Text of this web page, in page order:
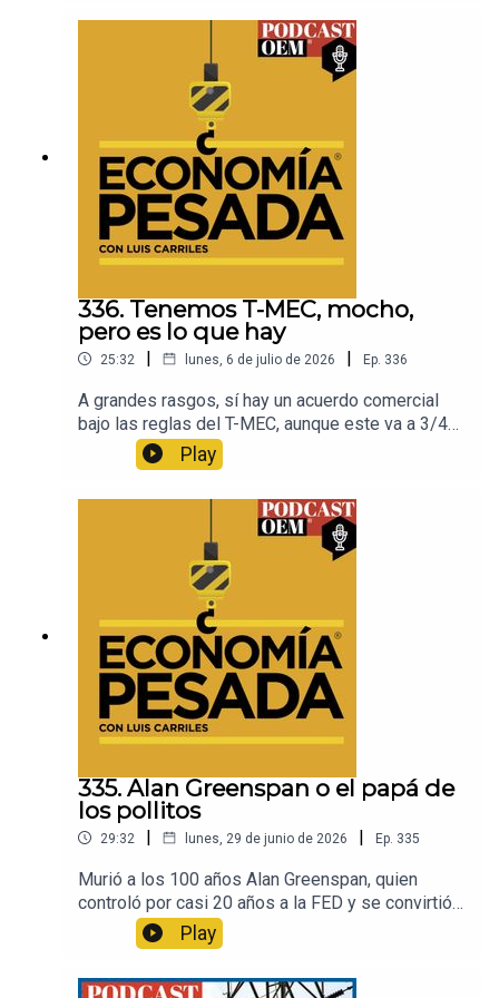
todo lo que traían. No te pierdas las historias más
interesantes en el mundo del deporte, visita
Esto, el diario de los deportistas.
336. Tenemos T-MEC, mocho,
pero es lo que hay
25:32 | lunes, 6 de julio de 2026 | Ep. 336
A grandes rasgos, sí hay un acuerdo comercial
bajo las reglas del T-MEC, aunque este va a 3/4
de velocidad y es muy probable que a partir de
las elecciones de noviembre en Estados Unidos
cambien las cosas.Y es que el principal problema
que hoy se enfrenta tiene que ver con las
decisiones de la administración de Trump de
imponer aranceles sectoriales.Una conversación
con Adriana García, analista y jefa de México
¿cómo vamos?Visita la sección
de Finanzas de El Sol de México para estar al día
del contexto económico.
Play
335. Alan Greenspan o el papá de
los pollitos
29:32 | lunes, 29 de junio de 2026 | Ep. 335
Murió a los 100 años Alan Greenspan, quien
controló por casi 20 años a la FED y se convirtió
en uno de los íconos del liberalismo
económico. No era amigo de la transparencia,
pero sí de los números y de los indicadores. Su
Play